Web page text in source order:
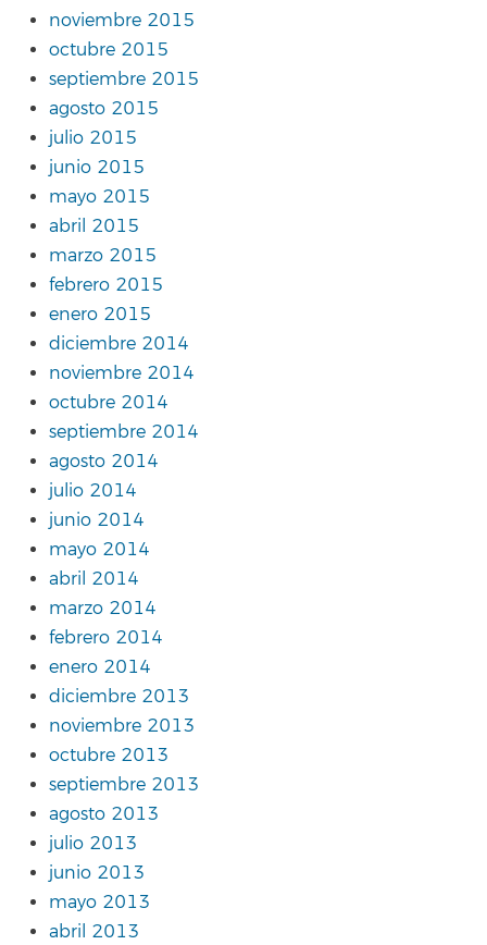
noviembre 2015
octubre 2015
septiembre 2015
agosto 2015
julio 2015
junio 2015
mayo 2015
abril 2015
marzo 2015
febrero 2015
enero 2015
diciembre 2014
noviembre 2014
octubre 2014
septiembre 2014
agosto 2014
julio 2014
junio 2014
mayo 2014
abril 2014
marzo 2014
febrero 2014
enero 2014
diciembre 2013
noviembre 2013
octubre 2013
septiembre 2013
agosto 2013
julio 2013
junio 2013
mayo 2013
abril 2013